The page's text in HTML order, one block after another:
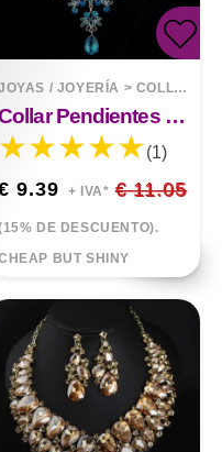
/ JOYERÍA > COLLARES
Collar Pendientes Conjunto Elegante
(1)
9.39 + IVA* € 11.05
DE DESCUENTO).
BUT SHINY